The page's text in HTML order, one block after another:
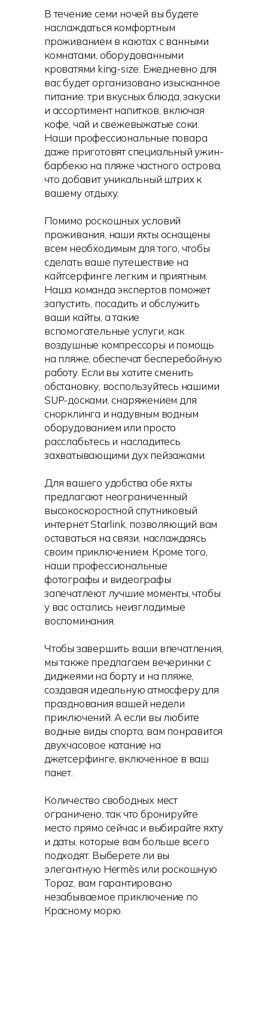
В течение семи ночей вы будете
наслаждаться комфортным
проживанием в каютах с ванными
комнатами, оборудованными
кроватями king-size. Ежедневно для
вас будет организовано изысканное
питание: три вкусных блюда, закуски
и ассортимент напитков, включая
кофе, чай и свежевыжатые соки.
Наши профессиональные повара
даже приготовят специальный ужин-
барбекю на пляже частного острова,
что добавит уникальный штрих к
вашему отдыху.
Помимо роскошных условий
проживания, наши яхты оснащены
всем необходимым для того, чтобы
сделать ваше путешествие на
кайтсерфинге легким и приятным.
Наша команда экспертов поможет
запустить, посадить и обслужить
ваши кайты, а такие
вспомогательные услуги, как
воздушные компрессоры и помощь
на пляже, обеспечат бесперебойную
работу. Если вы хотите сменить
обстановку, воспользуйтесь нашими
SUP-досками, снаряжением для
снорклинга и надувным водным
оборудованием или просто
расслабьтесь и насладитесь
захватывающими дух пейзажами.
Для вашего удобства обе яхты
предлагают неограниченный
высокоскоростной спутниковый
интернет Starlink, позволяющий вам
оставаться на связи, наслаждаясь
своим приключением. Кроме того,
наши профессиональные
фотографы и видеографы
запечатлеют лучшие моменты, чтобы
у вас остались неизгладимые
воспоминания.
Чтобы завершить ваши впечатления,
мы также предлагаем вечеринки с
диджеями на борту и на пляже,
создавая идеальную атмосферу для
празднования вашей недели
приключений. А если вы любите
водные виды спорта, вам понравится
двухчасовое катание на
джетсерфинге, включенное в ваш
пакет.
Количество свободных мест
ограничено, так что бронируйте
место прямо сейчас и выбирайте яхту
и даты, которые вам больше всего
подходят. Выберете ли вы
элегантную Hermès или роскошную
Topaz, вам гарантировано
незабываемое приключение по
Красному морю.